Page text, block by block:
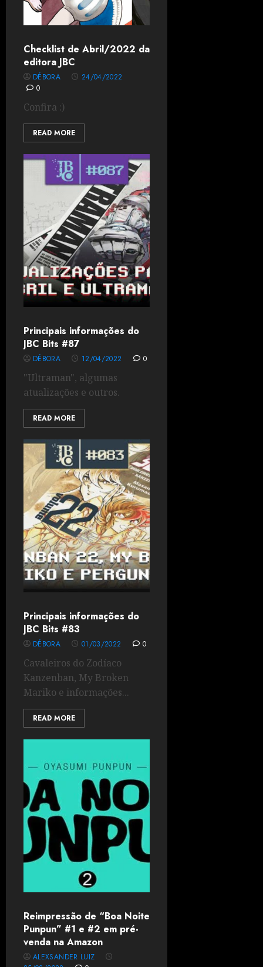
Checklist de Abril/2022 da
editora JBC
DÉBORA
24/04/2022
0
Confira :)
READ MORE
Principais informações do
JBC Bits #87
DÉBORA 12/04/2022 0
"Ultraman", algumas
atualizações e outros.
READ MORE
Principais informações do
JBC Bits #83
DÉBORA 01/03/2022 0
Cavaleiros do Zodíaco
Kanzenban, My Broken
Mariko e informações...
READ MORE
Reimpressão de “Boa Noite
Punpun” #1 e #2 em pré-
venda na Amazon
ALEXSANDER LUIZ